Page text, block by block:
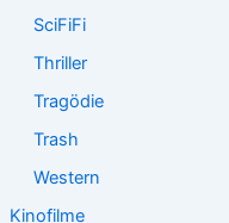
SciFiFi
Thriller
Tragödie
Trash
Western
Kinofilme